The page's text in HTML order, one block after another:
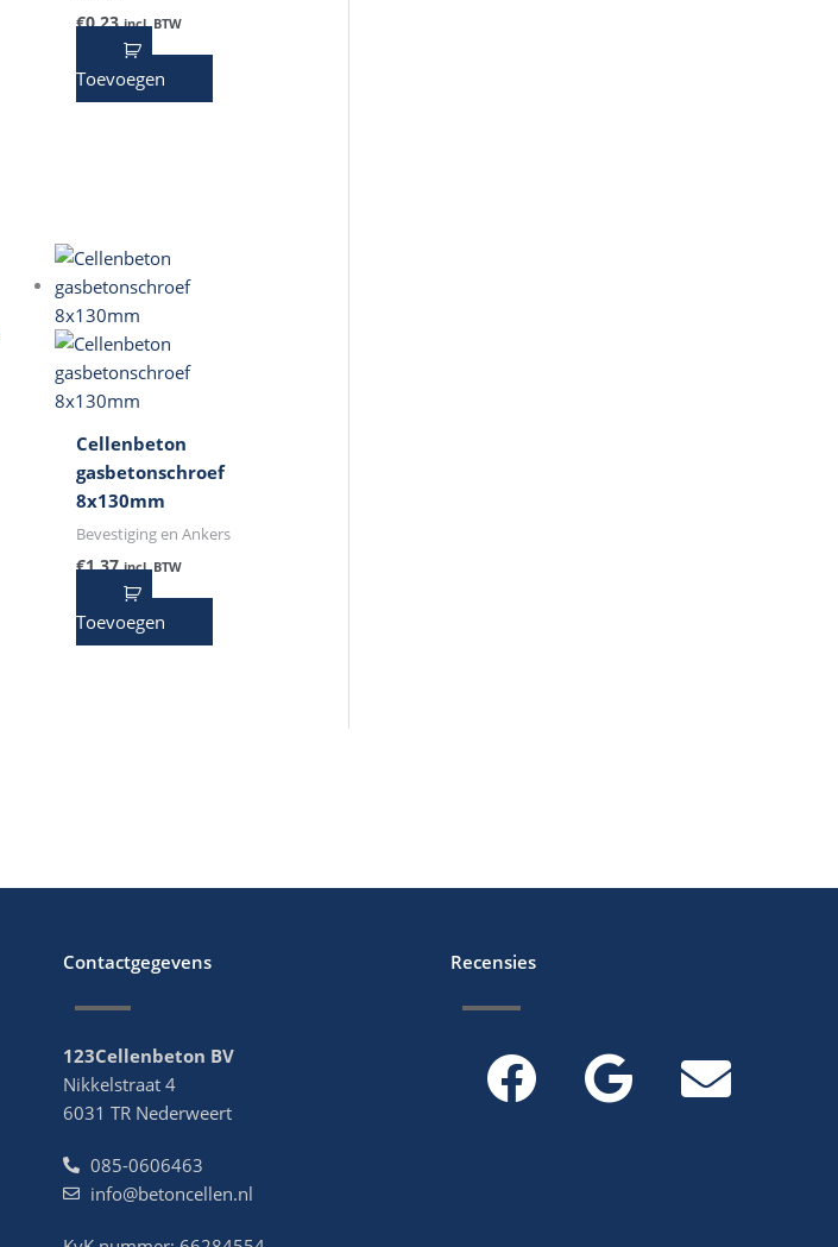
€0,23 incl. BTW
Toevoegen
Cellenbeton
gasbetonschroef
8x130mm
Bevestiging en Ankers
€1,37 incl. BTW
Toevoegen
Contactgegevens
123Cellenbeton BV
Nikkelstraat 4
6031 TR Nederweert
085-0606463
info@betoncellen.nl
Recensies